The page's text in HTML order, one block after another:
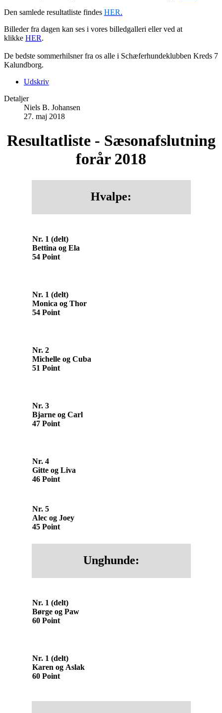
Den samlede resultatliste findes HER.
Billeder fra dagen kan ses i vores billedgalleri eller ved at
klikke HER.
De bedste sommerhilsner fra os alle i Schæferhundeklubben Kreds 7
Kalundborg.
Udskriv
Detaljer
Niels B. Johansen
27. maj 2018
Resultatliste - Sæsonafslutning
forår 2018
Hvalpe:
Nr. 1 (delt)
Bettina og Ela
54 Point
Nr. 1 (delt)
Monica og Thor
54 Point
Nr. 2
Michelle og Cuba
51 Point
Nr. 3
Bjarne og Carl
47 Point
Nr. 4
Gitte og Liva
46 Point
Nr. 5
Alec og Joey
45 Point
Unghunde:
Nr. 1 (delt)
Børge og Paw
60 Point
Nr. 1 (delt)
Karen og Aslak
60 Point